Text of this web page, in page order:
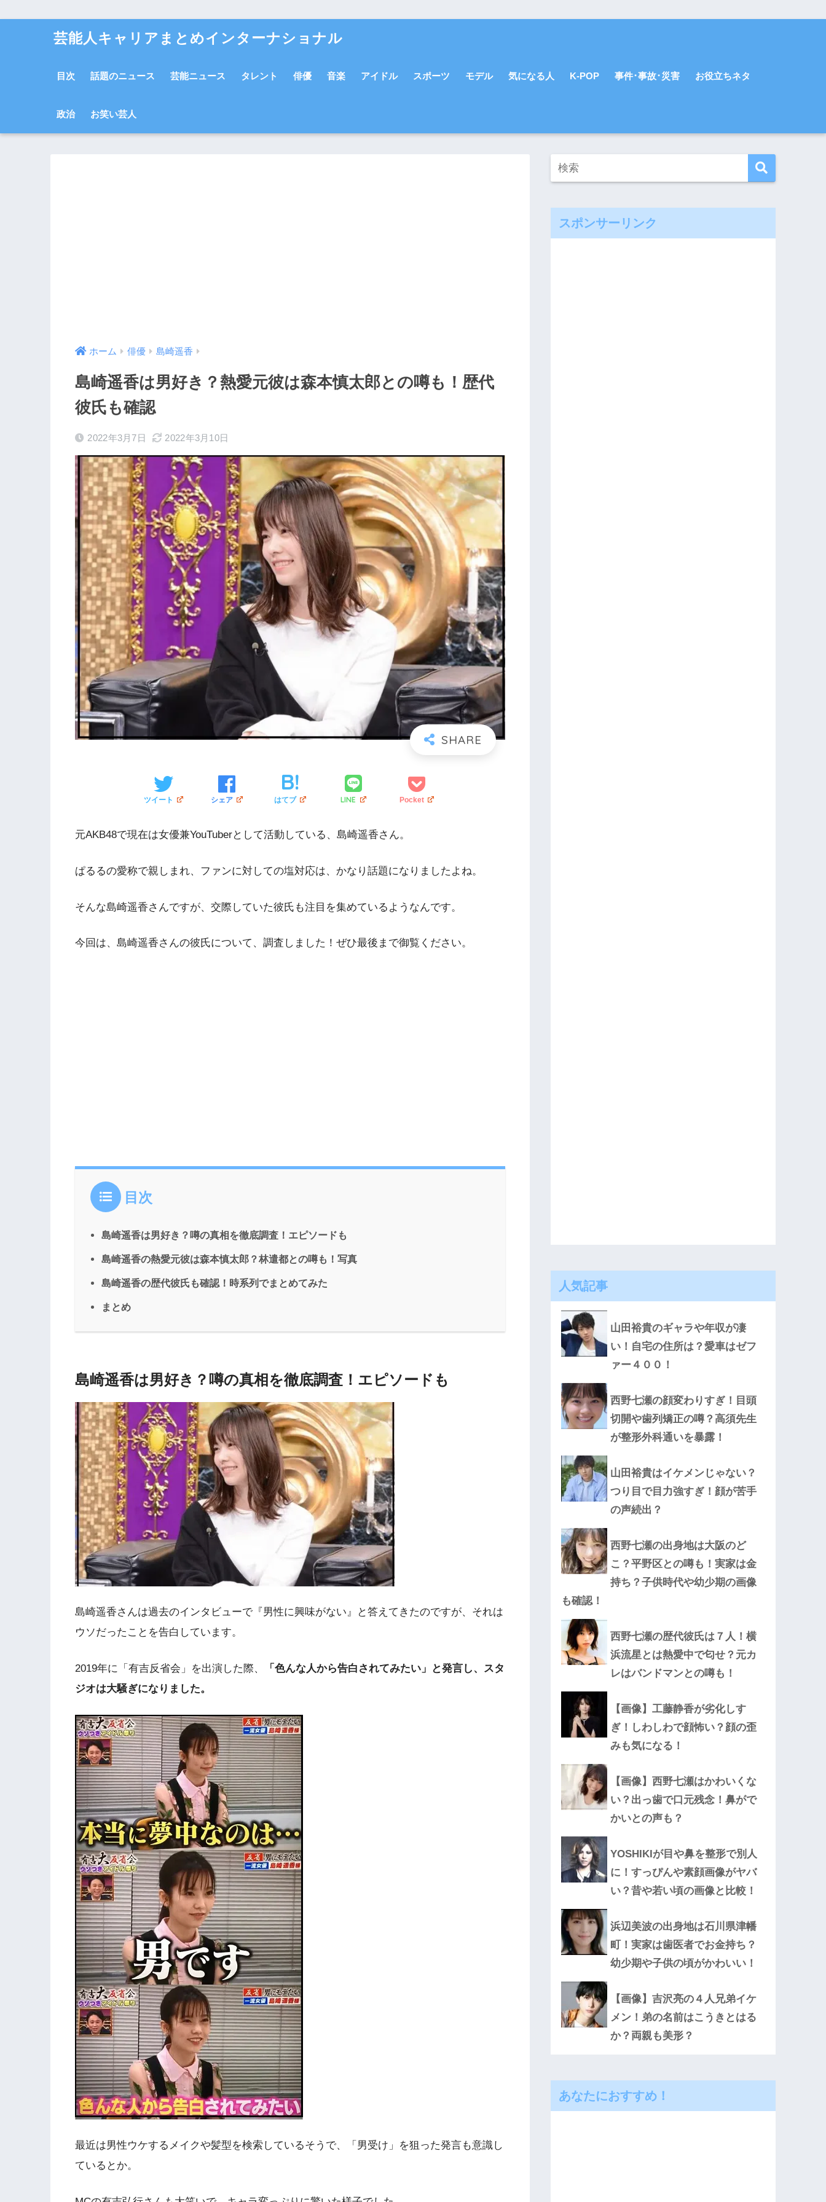
芸能人キャリアまとめインターナショナル
目次 話題のニュース 芸能ニュース タレント 俳優 音楽 アイドル スポーツ モデル 気になる人 K-POP 事件･事故･災害 お役立ちネタ
政治 お笑い芸人
ホーム 俳優 島崎遥香
島崎遥香は男好き？熱愛元彼は森本慎太郎との噂も！歴代
彼氏も確認
2022年3月7日 2022年3月10日
ツイート シェア はてブ LINE Pocket
元AKB48で現在は女優兼YouTuberとして活動している、島崎遥香さん。
ぱるるの愛称で親しまれ、ファンに対しての塩対応は、かなり話題になりましたよね。
そんな島崎遥香さんですが、交際していた彼氏も注目を集めているようなんです。
今回は、島崎遥香さんの彼氏について、調査しました！ぜひ最後まで御覧ください。
目次
島崎遥香は男好き？噂の真相を徹底調査！エピソードも
島崎遥香の熱愛元彼は森本慎太郎？林遣都との噂も！写真
島崎遥香の歴代彼氏も確認！時系列でまとめてみた
まとめ
島崎遥香は男好き？噂の真相を徹底調査！エピソードも
島崎遥香さんは過去のインタビューで『男性に興味がない』と答えてきたのですが、それは
ウソだったことを告白しています。
2019年に「有吉反省会」を出演した際、
「色んな人から告白されてみたい」と発言し、スタ
ジオは大騒ぎになりました。
最近は男性ウケするメイクや髪型を検索しているそうで、「男受け」を狙った発言も意識し
ているとか。
スポンサーリンク
人気記事
山田裕貴のギャラや年収が凄
い！自宅の住所は？愛車はゼフ
ァー４００！
西野七瀬の顔変わりすぎ！目頭
切開や歯列矯正の噂？高須先生
が整形外科通いを暴露！
山田裕貴はイケメンじゃない？
つり目で目力強すぎ！顔が苦手
の声続出？
西野七瀬の出身地は大阪のど
こ？平野区との噂も！実家は金
持ち？子供時代や幼少期の画像
も確認！
西野七瀬の歴代彼氏は７人！横
浜流星とは熱愛中で匂せ？元カ
レはバンドマンとの噂も！
【画像】工藤静香が劣化しす
ぎ！しわしわで顔怖い？顔の歪
みも気になる！
【画像】西野七瀬はかわいくな
い？出っ歯で口元残念！鼻がで
かいとの声も？
YOSHIKIが目や鼻を整形で別人
に！すっぴんや素顔画像がヤバ
い？昔や若い頃の画像と比較！
浜辺美波の出身地は石川県津幡
町！実家は歯医者でお金持ち？
幼少期や子供の頃がかわいい！
【画像】吉沢亮の４人兄弟イケ
メン！弟の名前はこうきとはる
か？両親も美形？
あなたにおすすめ！